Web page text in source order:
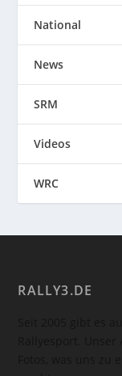
National
News
SRM
Videos
WRC
RALLY3.DE